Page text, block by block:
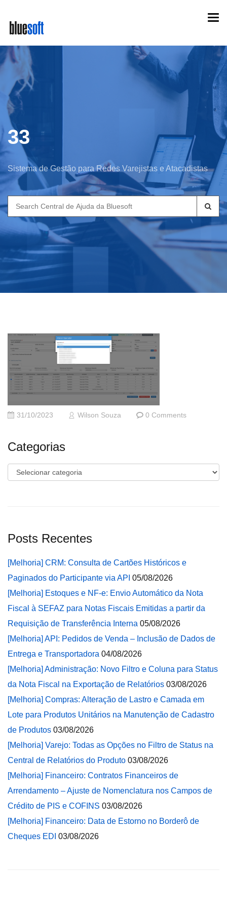
main
content
33
Sistema de Gestão para Redes Varejistas e Atacadistas
Search
for:
31/10/2023 Wilson Souza 0 Comments
Categorias
Categorias
Posts Recentes
[Melhoria] CRM: Consulta de Cartões Históricos e
Paginados do Participante via API 05/08/2026
[Melhoria] Estoques e NF-e: Envio Automático da Nota
Fiscal à SEFAZ para Notas Fiscais Emitidas a partir da
Requisição de Transferência Interna 05/08/2026
[Melhoria] API: Pedidos de Venda – Inclusão de Dados de
Entrega e Transportadora 04/08/2026
[Melhoria] Administração: Novo Filtro e Coluna para Status
da Nota Fiscal na Exportação de Relatórios 03/08/2026
[Melhoria] Compras: Alteração de Lastro e Camada em
Lote para Produtos Unitários na Manutenção de Cadastro
de Produtos 03/08/2026
[Melhoria] Varejo: Todas as Opções no Filtro de Status na
Central de Relatórios do Produto 03/08/2026
[Melhoria] Financeiro: Contratos Financeiros de
Arrendamento – Ajuste de Nomenclatura nos Campos de
Crédito de PIS e COFINS 03/08/2026
[Melhoria] Financeiro: Data de Estorno no Borderô de
Cheques EDI 03/08/2026